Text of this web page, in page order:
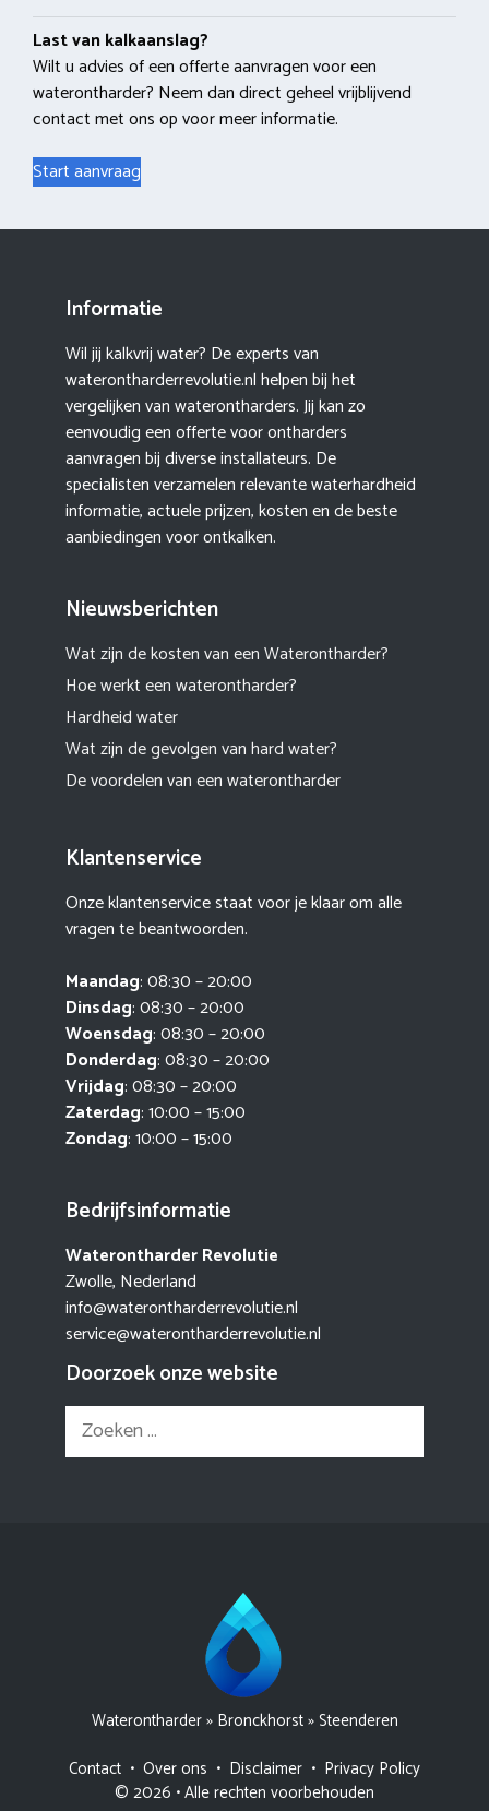
Last van kalkaanslag?
Wilt u advies of een offerte aanvragen voor een
waterontharder? Neem dan direct geheel vrijblijvend
contact met ons op voor meer informatie.
Start aanvraag
Informatie
Wil jij kalkvrij water? De experts van
waterontharderrevolutie.nl helpen bij het
vergelijken van waterontharders. Jij kan zo
eenvoudig een offerte voor ontharders
aanvragen bij diverse installateurs. De
specialisten verzamelen relevante waterhardheid
informatie, actuele prijzen, kosten en de beste
aanbiedingen voor ontkalken.
Nieuwsberichten
Wat zijn de kosten van een Waterontharder?
Hoe werkt een waterontharder?
Hardheid water
Wat zijn de gevolgen van hard water?
De voordelen van een waterontharder
Klantenservice
Onze klantenservice staat voor je klaar om alle
vragen te beantwoorden.
Maandag: 08:30 – 20:00
Dinsdag: 08:30 – 20:00
Woensdag: 08:30 – 20:00
Donderdag: 08:30 – 20:00
Vrijdag: 08:30 – 20:00
Zaterdag: 10:00 – 15:00
Zondag: 10:00 – 15:00
Bedrijfsinformatie
Waterontharder Revolutie
Zwolle, Nederland
info@waterontharderrevolutie.nl
service@waterontharderrevolutie.nl
Doorzoek onze website
Zoek
naar:
Waterontharder» Bronckhorst»Steenderen
Contact • Over ons • Disclaimer • Privacy Policy
© 2026 • Alle rechten voorbehouden